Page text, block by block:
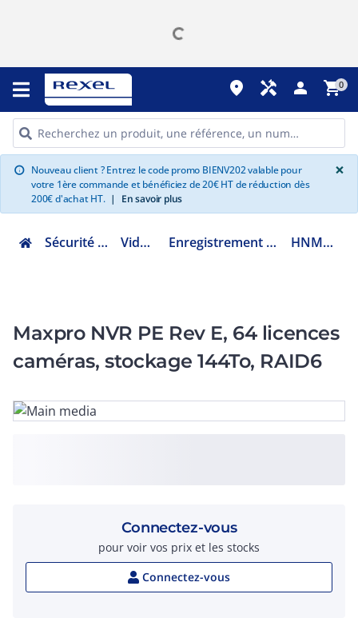
place handyman person shopping_cart0
info Nouveau client ? Entrez le code promo BIENV202 valable pour
votre 1ère commande et bénéficiez de 20€ HT de réduction dès
200€ d'achat HT. | En savoir plus
×
Sécurité et communication Vidéoprotection Enregistrement vidéopro. IP, NVR et serveur HNMPE64E144T12R6
Maxpro NVR PE Rev E, 64 licences
caméras, stockage 144To, RAID6
Connectez-vous
pour voir vos prix et les stocks
Connectez-vous